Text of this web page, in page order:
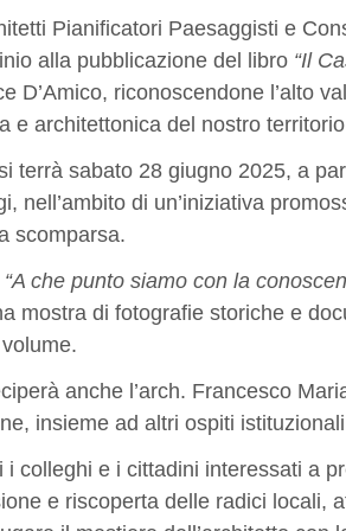
Pianificatori Paesaggisti e
alla pubblicazione del libro “Il
D’Amico, riconoscendone l’alto
e architettonica del nostro
terrà sabato 28 giugno 2025, a
nell’ambito di un’iniziativa
scomparsa.
“A che punto siamo con la
mostra di fotografie storiche e
anche l’arch. Francesco
insieme ad altri ospiti
i colleghi e i cittadini interessati a
e riscoperta delle radici locali,